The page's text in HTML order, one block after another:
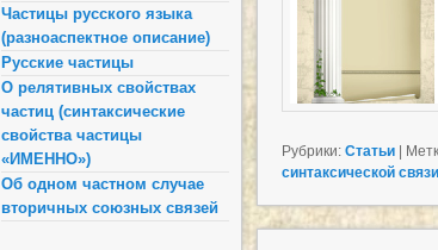
Рубрики: Статьи
синтаксической связи
Частицы русского языка
(разноаспектное описание)
Русские частицы
О релятивных свойствах
частиц (синтаксические
свойства частицы
«ИМЕННО»)
Об одном частном случае
вторичных союзных связей